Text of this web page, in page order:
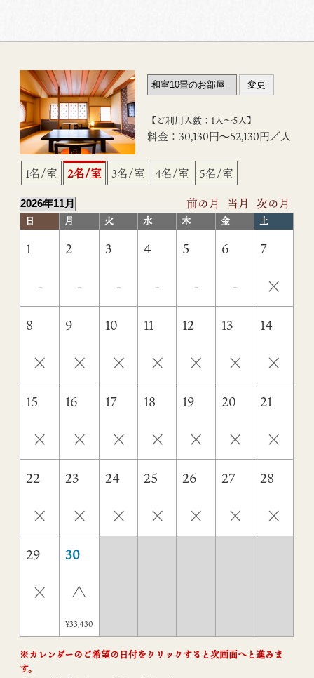
【ご利用人数：1人〜5人】
料金：30,130円〜52,130円／人
1名/室 2名/室 3名/室 4名/室
5名/室
前の月
当月 次の月
日 月 火 水 木 金 土
1
-
2
-
3
-
4
-
5
-
6
-
7
×
8
×
9
×
10
×
11
×
12
×
13
×
14
×
15
×
16
×
17
×
18
×
19
×
20
×
21
×
22
×
23
×
24
×
25
×
26
×
27
×
28
×
29
×
30
△
¥33,430
※カレンダーのご希望の日付をクリックすると次画面へと進みま
す。